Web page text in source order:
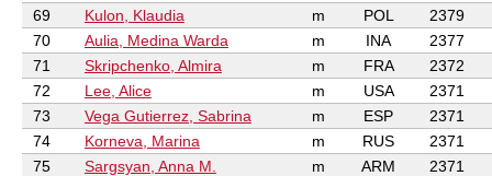
69
Kulon, Klaudia m POL
2379
70
Aulia, Medina Warda m INA
2377
71
Skripchenko, Almira m FRA
2372
72
Lee, Alice m USA
2371
73
Vega Gutierrez, Sabrina m ESP
2371
74
Korneva, Marina m RUS
2371
75
Sargsyan, Anna M. m ARM
2371